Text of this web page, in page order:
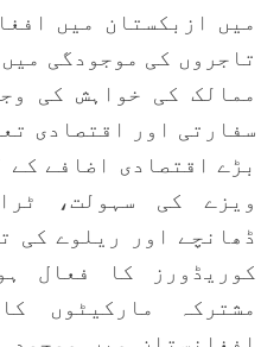
میں ازبکستان میں
تاجروں کی موجودگی
ممالک کی خواہش کی
سفارتی اور اقتصادی
بڑے اقتصادی اضافے
ویزے کی سہولت،
ڈھانچے اور ریلوے کی
کوریڈورز کا فعال
مشترکہ مارکیٹوں